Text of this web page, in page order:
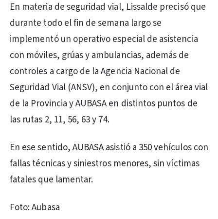
En materia de seguridad vial, Lissalde precisó que
durante todo el fin de semana largo se
implementó un operativo especial de asistencia
con móviles, grúas y ambulancias, además de
controles a cargo de la Agencia Nacional de
Seguridad Vial (ANSV), en conjunto con el área vial
de la Provincia y AUBASA en distintos puntos de
las rutas 2, 11, 56, 63 y 74.
En ese sentido, AUBASA asistió a 350 vehículos con
fallas técnicas y siniestros menores, sin víctimas
fatales que lamentar.
Foto: Aubasa